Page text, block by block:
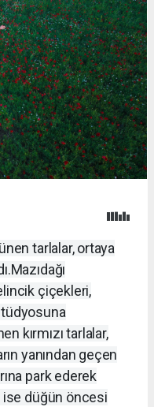
tarlalar, ortaya
Mazıdağı
çiçekleri,
kırmızı tarlalar,
yanından geçen
park ederek
düğün öncesi